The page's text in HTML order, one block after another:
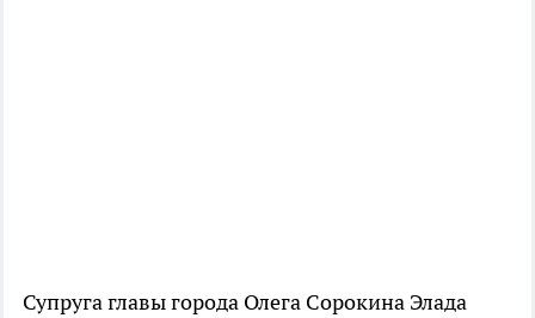
Супруга главы города Олега Сорокина Элада